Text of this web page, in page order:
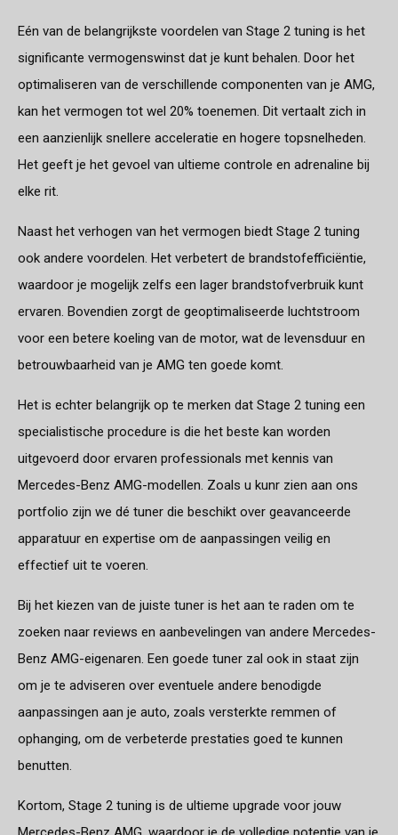
Eén van de belangrijkste voordelen van Stage 2 tuning is het
significante vermogenswinst dat je kunt behalen. Door het
optimaliseren van de verschillende componenten van je AMG,
kan het vermogen tot wel 20% toenemen. Dit vertaalt zich in
een aanzienlijk snellere acceleratie en hogere topsnelheden.
Het geeft je het gevoel van ultieme controle en adrenaline bij
elke rit.
Naast het verhogen van het vermogen biedt Stage 2 tuning
ook andere voordelen. Het verbetert de brandstofefficiëntie,
waardoor je mogelijk zelfs een lager brandstofverbruik kunt
ervaren. Bovendien zorgt de geoptimaliseerde luchtstroom
voor een betere koeling van de motor, wat de levensduur en
betrouwbaarheid van je AMG ten goede komt.
Het is echter belangrijk op te merken dat Stage 2 tuning een
specialistische procedure is die het beste kan worden
uitgevoerd door ervaren professionals met kennis van
Mercedes-Benz AMG-modellen. Zoals u kunr zien aan ons
portfolio zijn we dé tuner die beschikt over geavanceerde
apparatuur en expertise om de aanpassingen veilig en
effectief uit te voeren.
Bij het kiezen van de juiste tuner is het aan te raden om te
zoeken naar reviews en aanbevelingen van andere Mercedes-
Benz AMG-eigenaren. Een goede tuner zal ook in staat zijn
om je te adviseren over eventuele andere benodigde
aanpassingen aan je auto, zoals versterkte remmen of
ophanging, om de verbeterde prestaties goed te kunnen
benutten.
Kortom, Stage 2 tuning is de ultieme upgrade voor jouw